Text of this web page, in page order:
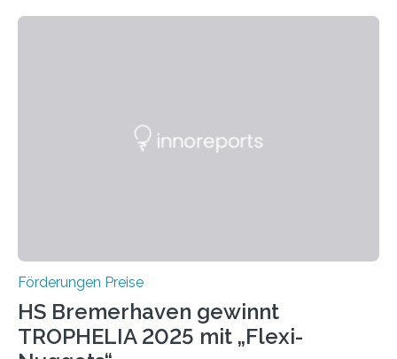
Foundation, des BIAL Award in Biomedicine ist in
Förderungen Preise
HS Bremerhaven gewinnt
TROPHELIA 2025 mit „Flexi-